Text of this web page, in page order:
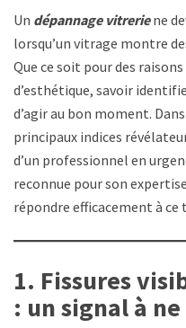
Un dépannage vitreriene
lorsqu’un vitrage montre
Que ce soit pour des
d’esthétique, savoir
d’agir au bon moment.
principaux indices
d’un professionnel en
reconnue pour son
répondre efficacement à ce
1. Fissures
: un signal à